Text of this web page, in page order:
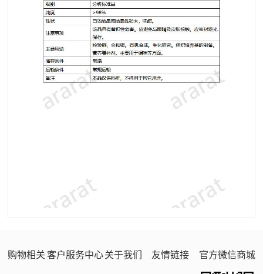
购物相关 客户服务中心关于我们 友情链接 官方微信商城